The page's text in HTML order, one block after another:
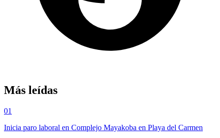
Más leídas
01
Inicia paro laboral en Complejo Mayakoba en Playa del Carmen